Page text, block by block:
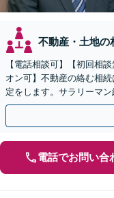
不動産・土地の
【電話相談可】【初回相
オン可】不動産の絡む相
定をします。サラリーマ
ちが分かります。遺産分
電話でお問い合